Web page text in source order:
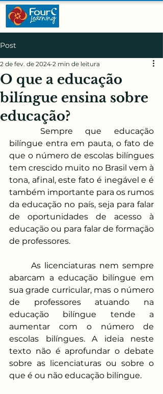
Post
O que a educação
bilíngue ensina sobre
educação?
2 de fev. de 2024 2 min de leitura
Sempre que educação
bilíngue entra em pauta, o fato de
que o número de escolas bilíngues
tem crescido muito no Brasil vem à
tona, afinal, este fato é inegável e é
também importante para os rumos
da educação no país, seja para falar
de oportunidades de acesso à
educação ou para falar de formação
de professores.
As licenciaturas nem sempre
abarcam a educação bilíngue em
sua grade curricular, mas o número
de professores atuando na
educação bilíngue tende a
aumentar com o número de
escolas bilíngues. A ideia neste
texto não é aprofundar o debate
sobre as licenciaturas ou sobre o
que é ou não educação bilíngue.